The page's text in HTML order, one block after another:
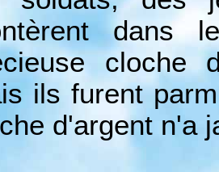
dans
cloche
ils furent
d'argent n'a